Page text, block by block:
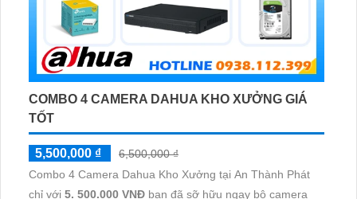
COMBO 4 CAMERA DAHUA KHO XƯỞNG GIÁ
TỐT
5,500,000 ₫
6,500,000 ₫
Combo 4 Camera Dahua Kho Xưởng tại An Thành Phát
chỉ với 5. 500.000 VNĐ bạn đã sỡ hữu ngay bộ camera